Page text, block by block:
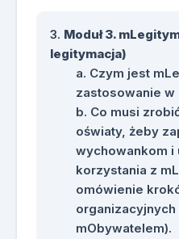
Moduł 3.
legitymacja)
Czym jest
zastosowanie w
Co musi
oświaty, żeby
wychowankom i
korzystania z
omówienie
organizacyjnych
mObywatelem).